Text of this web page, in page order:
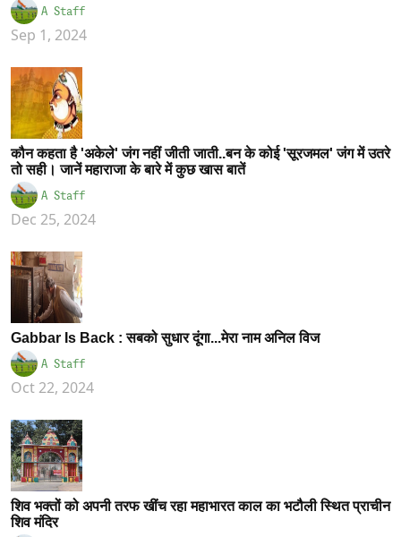
A Staff
Sep 1, 2024
कौन कहता है 'अकेले' जंग नहीं जीती जाती..बन के कोई 'सूरजमल' जंग में उतरे
तो सही। जानें महाराजा के बारे में कुछ खास बातें
A Staff
Dec 25, 2024
Gabbar Is Back : सबको सुधार दूंगा...मेरा नाम अनिल विज
A Staff
Oct 22, 2024
शिव भक्तों को अपनी तरफ खींच रहा महाभारत काल का भटौली स्थित प्राचीन
शिव मंदिर